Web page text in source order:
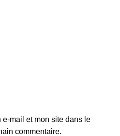
e-mail et mon site dans le
commentaire.